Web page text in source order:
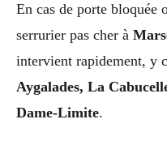
En cas de porte bloquée
serrurier pas cher à
intervient rapidement, y
Aygalades, La
Dame-Limite.